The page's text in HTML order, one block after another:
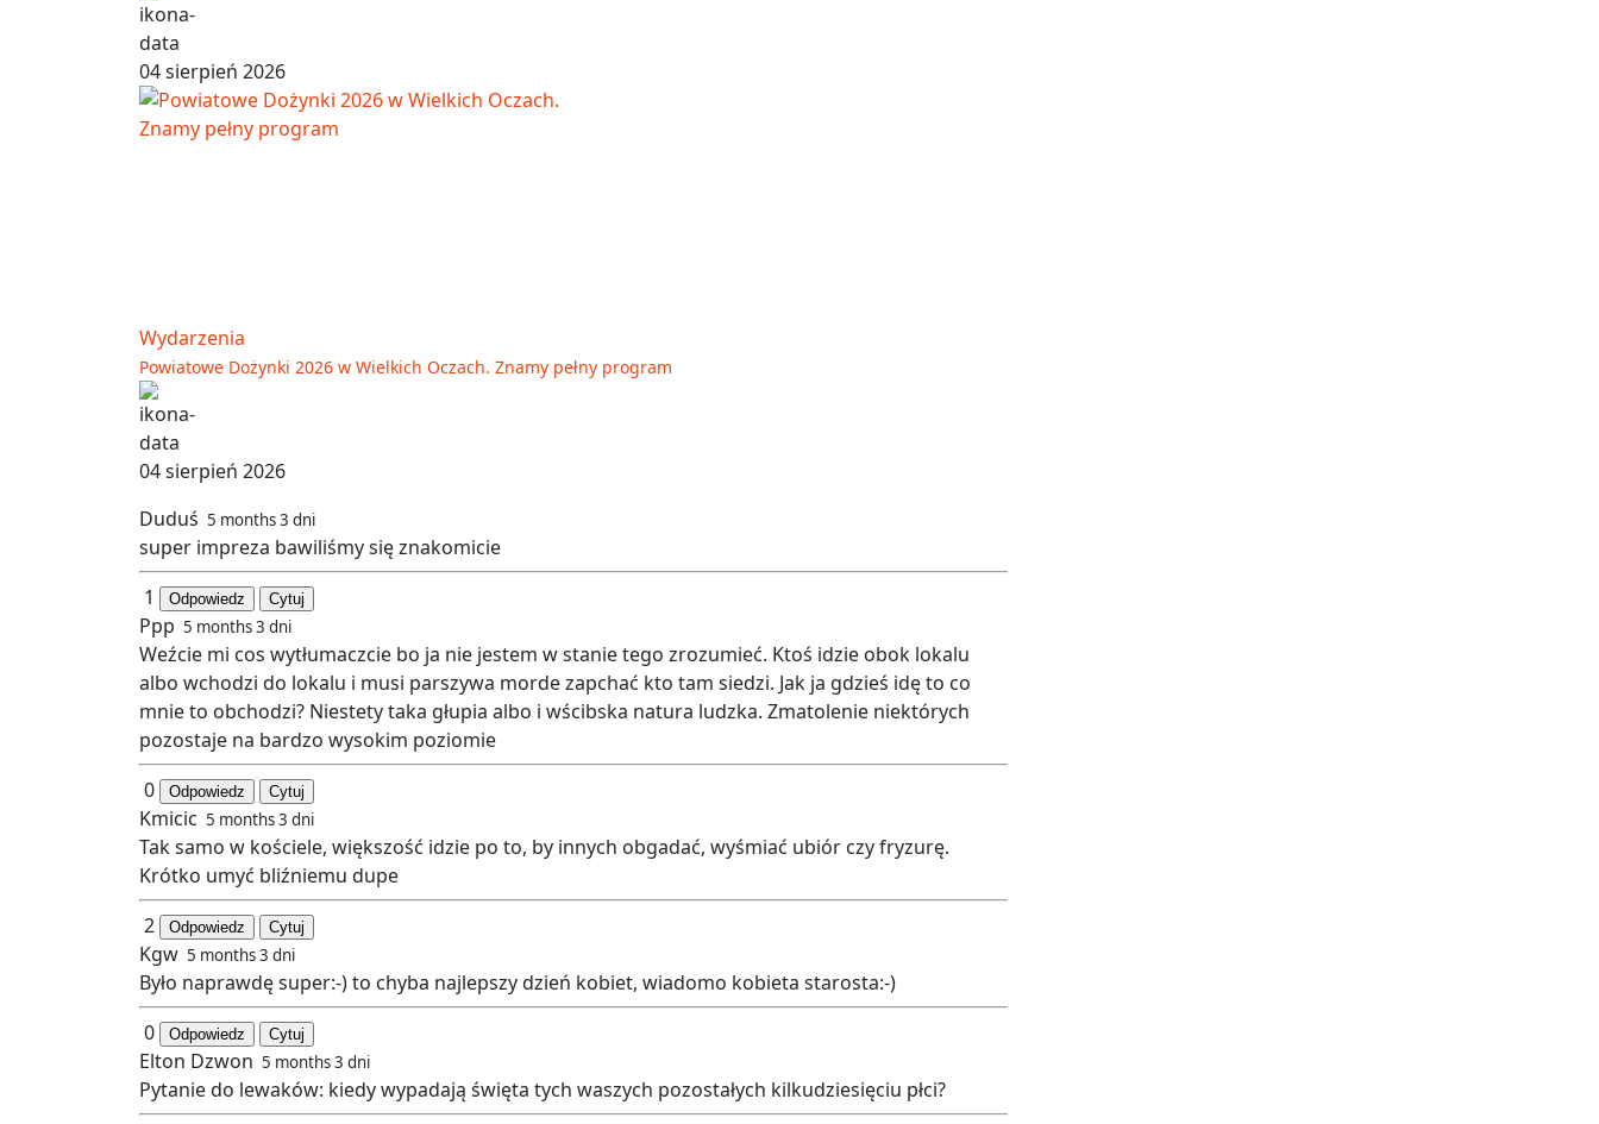
04 sierpień 2026
Wydarzenia
Powiatowe Dożynki 2026 w Wielkich Oczach. Znamy pełny program
04 sierpień 2026
Duduś 5 months 3 dni
super impreza bawiliśmy się znakomicie
1
Odpowiedz Cytuj
Ppp 5 months 3 dni
Weźcie mi cos wytłumaczcie bo ja nie jestem w stanie tego zrozumieć. Ktoś idzie obok lokalu
albo wchodzi do lokalu i musi parszywa morde zapchać kto tam siedzi. Jak ja gdzieś idę to co
mnie to obchodzi? Niestety taka głupia albo i wścibska natura ludzka. Zmatolenie niektórych
pozostaje na bardzo wysokim poziomie
0
Odpowiedz Cytuj
Kmicic 5 months 3 dni
Tak samo w kościele, większość idzie po to, by innych obgadać, wyśmiać ubiór czy fryzurę.
Krótko umyć bliźniemu dupe
2
Odpowiedz Cytuj
Kgw 5 months 3 dni
Było naprawdę super:-) to chyba najlepszy dzień kobiet, wiadomo kobieta starosta:-)
0
Odpowiedz Cytuj
Elton Dzwon 5 months 3 dni
Pytanie do lewaków: kiedy wypadają święta tych waszych pozostałych kilkudziesięciu płci?